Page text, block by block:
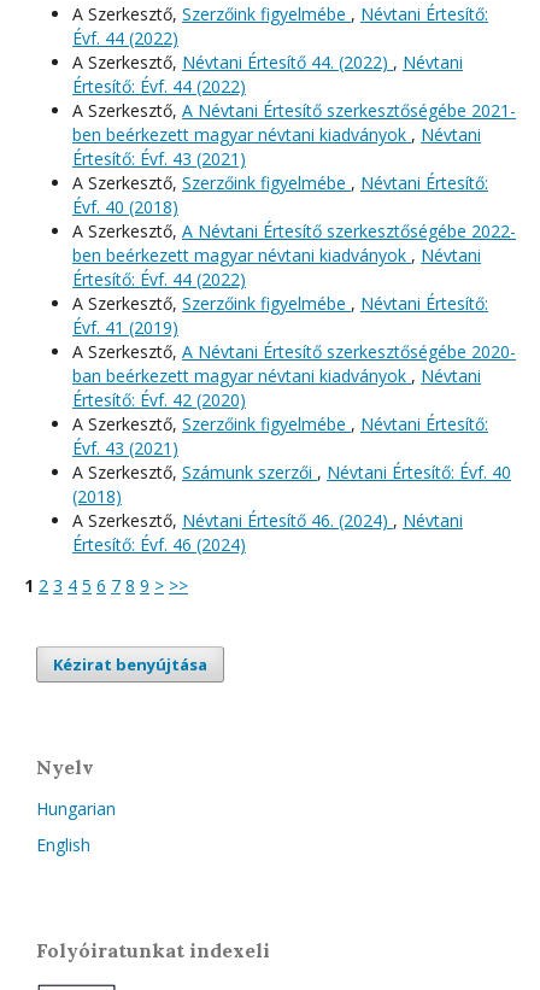
A Szerkesztő, Szerzőink figyelmébe , Névtani Értesítő:
Évf. 44 (2022)
A Szerkesztő, Névtani Értesítő 44. (2022) , Névtani
Értesítő: Évf. 44 (2022)
A Szerkesztő, A Névtani Értesítő szerkesztőségébe 2021-
ben beérkezett magyar névtani kiadványok , Névtani
Értesítő: Évf. 43 (2021)
A Szerkesztő, Szerzőink figyelmébe , Névtani Értesítő:
Évf. 40 (2018)
A Szerkesztő, A Névtani Értesítő szerkesztőségébe 2022-
ben beérkezett magyar névtani kiadványok , Névtani
Értesítő: Évf. 44 (2022)
A Szerkesztő, Szerzőink figyelmébe , Névtani Értesítő:
Évf. 41 (2019)
A Szerkesztő, A Névtani Értesítő szerkesztőségébe 2020-
ban beérkezett magyar névtani kiadványok , Névtani
Értesítő: Évf. 42 (2020)
A Szerkesztő, Szerzőink figyelmébe , Névtani Értesítő:
Évf. 43 (2021)
A Szerkesztő, Számunk szerzői , Névtani Értesítő: Évf. 40
(2018)
A Szerkesztő, Névtani Értesítő 46. (2024) , Névtani
Értesítő: Évf. 46 (2024)
1 2 3 4 5 6 7 8 9 > >>
Kézirat benyújtása
Nyelv
Hungarian
English
Folyóiratunkat indexeli